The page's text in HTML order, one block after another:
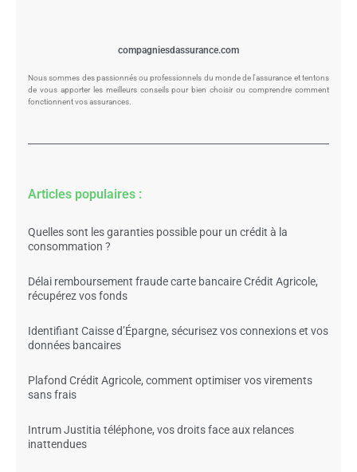
compagniesdassurance.com
Nous sommes des passionnés ou professionnels du monde de l'assurance et tentons
de vous apporter les meilleurs conseils pour bien choisir ou comprendre comment
fonctionnent vos assurances.
Articles populaires :
Quelles sont les garanties possible pour un crédit à la
consommation ?
Délai remboursement fraude carte bancaire Crédit Agricole,
récupérez vos fonds
Identifiant Caisse d’Épargne, sécurisez vos connexions et vos
données bancaires
Plafond Crédit Agricole, comment optimiser vos virements
sans frais
Intrum Justitia téléphone, vos droits face aux relances
inattendues